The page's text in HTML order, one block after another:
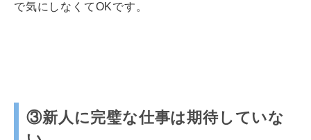
で気にしなくてOKです。
③新人に完璧な仕事は期待していな